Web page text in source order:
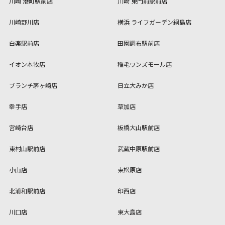
川崎野川店 横浜 ライフガーデン綱島店
白楽駅前店 田園調布駅前店
イオン本牧店 稲毛ワンズモール店
ブランチ茅ヶ崎店 日立大みか店
幸手店 草加店
宮崎台店 板橋大山駅前店
東村山駅前店 武蔵中原駅前店
小山店 東松原店
北浦和駅前店 印西店
川口店 東大島店